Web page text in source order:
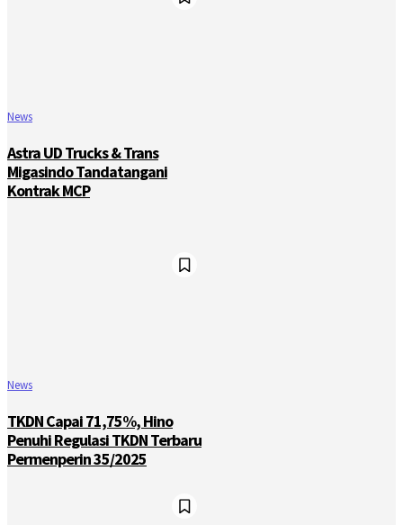
News
Astra UD Trucks & Trans
Migasindo Tandatangani
Kontrak MCP
News
TKDN Capai 71,75%, Hino
Penuhi Regulasi TKDN Terbaru
Permenperin 35/2025